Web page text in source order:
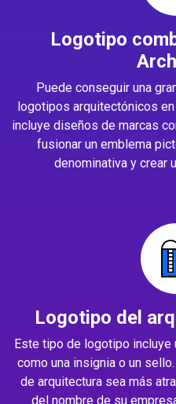
Logotipo
Puede conseguir una
logotipos arquitectónicos
incluye diseños de marcas
fusionar un emblema
denominativa y crear
Logotipo del
Este tipo de logotipo incluye
como una insignia o un
de arquitectura sea más
del nombre de su